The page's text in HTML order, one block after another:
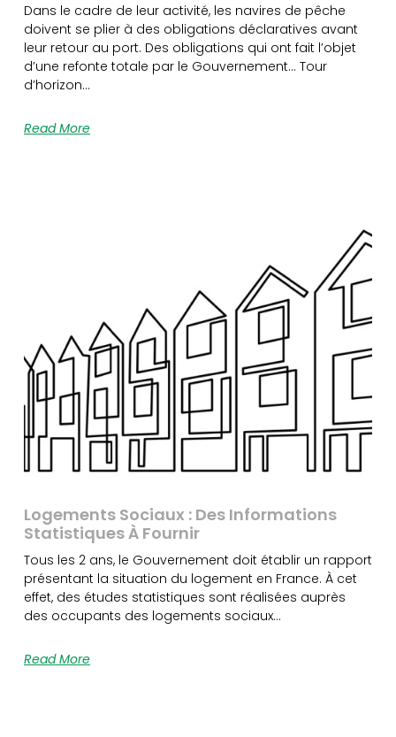
Dans le cadre de leur activité, les navires de pêche
doivent se plier à des obligations déclaratives avant
leur retour au port. Des obligations qui ont fait l’objet
d’une refonte totale par le Gouvernement… Tour
d’horizon…
Read More
Logements Sociaux : Des Informations
Statistiques À Fournir
Tous les 2 ans, le Gouvernement doit établir un rapport
présentant la situation du logement en France. À cet
effet, des études statistiques sont réalisées auprès
des occupants des logements sociaux…
Read More